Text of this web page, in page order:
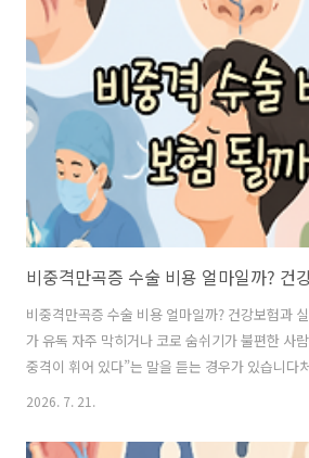
지’일까요?손가락을 움직일 때 마치 방아쇠를 당
처럼 걸렸다가 갑자기 펴지는 움직임이 나타날
락에서 ‘딱’ 하는 느낌, 관절이 문제일까?손가락
흔히 관절이나 연골에 문제가 생겼다고 생각하기
쇠수지는 주로 손가락을 움..
비중격만곡증 수술 비용 얼마일까? 건강보험과
가 유독 자주 막히거나 코로 숨쉬기가 불편한 사
중격이 휘어 있다”는 말을 듣는 경우가 있습니다
보기 시작하면 또 궁금해집니다수술비는 얼마나
2026. 7. 21.